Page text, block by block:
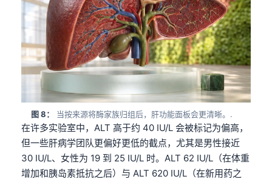
图 8： 当按来源将酶家族归组后，肝功能面板会更清晰。.
在许多实验室中，ALT 高于约 40 IU/L 会被标记为偏高，
但一些肝病学团队更偏好更低的截点，尤其是男性接近
30 IU/L、女性为 19 到 25 IU/L 时。ALT 62 IU/L（在体重
增加和胰岛素抵抗之后）与 ALT 620 IU/L（在新用药之
සිංහල
অসমীয়া
Galego
Latviešu valoda
Македонски јазик
Euskara
Gàidhlig
Occitan
العربية المغربية